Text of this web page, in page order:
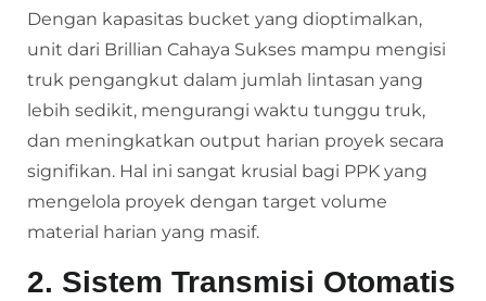
Dengan kapasitas bucket yang dioptimalkan,
unit dari Brillian Cahaya Sukses mampu mengisi
truk pengangkut dalam jumlah lintasan yang
lebih sedikit, mengurangi waktu tunggu truk,
dan meningkatkan output harian proyek secara
signifikan. Hal ini sangat krusial bagi PPK yang
mengelola proyek dengan target volume
material harian yang masif.
2. Sistem Transmisi Otomatis